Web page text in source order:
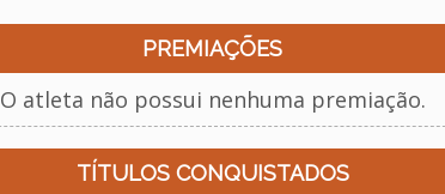
PREMIAÇÕES
O atleta não possui nenhuma premiação.
TÍTULOS CONQUISTADOS